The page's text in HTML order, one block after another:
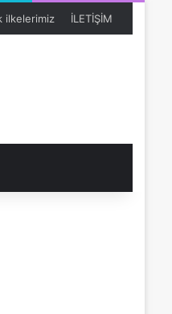
ilkelerimiz İLETİŞİM